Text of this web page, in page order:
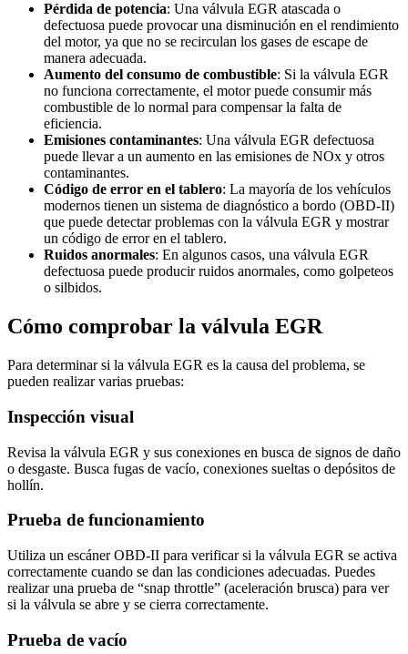
Pérdida de potencia: Una válvula EGR atascada o
defectuosa puede provocar una disminución en el rendimiento
del motor, ya que no se recirculan los gases de escape de
manera adecuada.
Aumento del consumo de combustible: Si la válvula EGR
no funciona correctamente, el motor puede consumir más
combustible de lo normal para compensar la falta de
eficiencia.
Emisiones contaminantes: Una válvula EGR defectuosa
puede llevar a un aumento en las emisiones de NOx y otros
contaminantes.
Código de error en el tablero: La mayoría de los vehículos
modernos tienen un sistema de diagnóstico a bordo (OBD-II)
que puede detectar problemas con la válvula EGR y mostrar
un código de error en el tablero.
Ruidos anormales: En algunos casos, una válvula EGR
defectuosa puede producir ruidos anormales, como golpeteos
o silbidos.
Cómo comprobar la válvula EGR
Para determinar si la válvula EGR es la causa del problema, se
pueden realizar varias pruebas:
Inspección visual
Revisa la válvula EGR y sus conexiones en busca de signos de daño
o desgaste. Busca fugas de vacío, conexiones sueltas o depósitos de
hollín.
Prueba de funcionamiento
Utiliza un escáner OBD-II para verificar si la válvula EGR se activa
correctamente cuando se dan las condiciones adecuadas. Puedes
realizar una prueba de “snap throttle” (aceleración brusca) para ver
si la válvula se abre y se cierra correctamente.
Prueba de vacío